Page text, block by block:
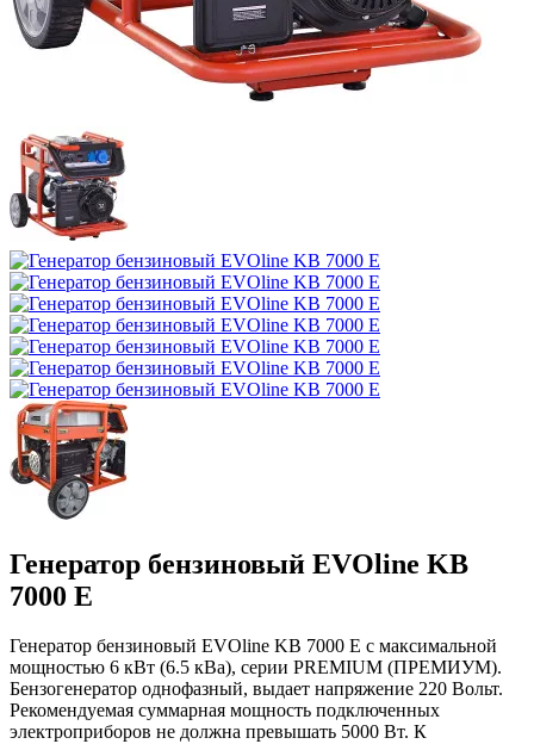
Генератор бензиновый EVOline KB
7000 E
Генератор бензиновый EVOline KB 7000 E с максимальной
мощностью 6 кВт (6.5 кВа), серии PREMIUM (ПРЕМИУМ).
Бензогенератор однофазный, выдает напряжение 220 Вольт.
Рекомендуемая суммарная мощность подключенных
электроприборов не должна превышать 5000 Вт. К